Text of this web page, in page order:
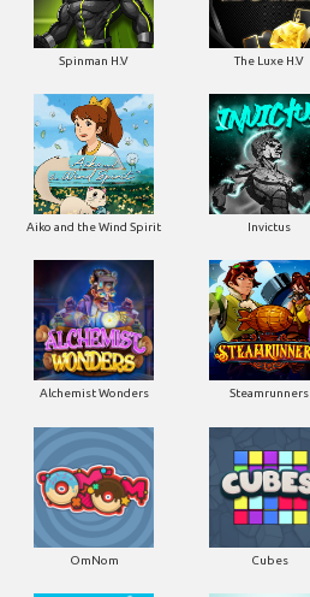
Spinman H.V The Luxe H.V
Aiko and the Wind Spirit Invictus
Alchemist Wonders Steamrunners
OmNom Cubes